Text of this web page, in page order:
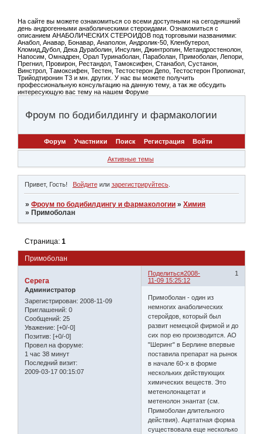
На сайте вы можете ознакомиться со всеми доступными на сегодняшний
день андрогенными анаболическими стероидами. Ознакомиться с
описанием АНАБОЛИЧЕСКИХ СТЕРОИДОВ под торговыми названиями:
Анабол, Анавар, Бонавар, Анаполон, Андролик-50, Кленбутерол,
Кломид,Дубол, Дека Дураболин, Инсулин, Джинтропин, Метандростенолон,
Напосим, Омнадрен, Орал Туринаболан, Параболан, Примоболан, Лепори,
Прегнил, Провирон, Рестандол, Тамоксифен, Станабол, Сустанон,
Винстрол, Тамоксифен, Тестен, Тестостерон Депо, Тестостерон Пропионат,
Трийодтиронин Т3 и мн. других. У нас вы можете получить
профессиональную консультацию на данную тему, а так же обсудить
интересующую вас тему на нашем Форуме
Фроум по бодибилдингу и фармакологии
Форум Участники Поиск Регистрация Войти
Активные темы
Привет, Гость! Войдитеили зарегистрируйтесь.
»Фроум по бодибилдингу и фармакологии »Химия
» Примоболан
Примоболан
Страница:1
Поделиться 1
2008-
11-09 15:25:12
Серега
Администратор
Зарегистрирован: 2008-11-09
Приглашений: 0
Сообщений: 25
Уважение: [+0/-0]
Позитив: [+0/-0]
Провел на форуме:
1 час 38 минут
Последний визит:
2009-03-17 00:15:07
Примоболан - один из
немногих анаболических
стеройдов, который был
развит немецкой фирмой и до
сих пор ею производится. АО
"Шеринг" в Берлине впервые
поставила препарат на рынок
в начале 60-х в форме
нескольких действующих
химических веществ. Это
метенолонацетат и
метенолон энантат (см.
Примоболан длительного
действия). Ацетатная форма
существовала еще несколько